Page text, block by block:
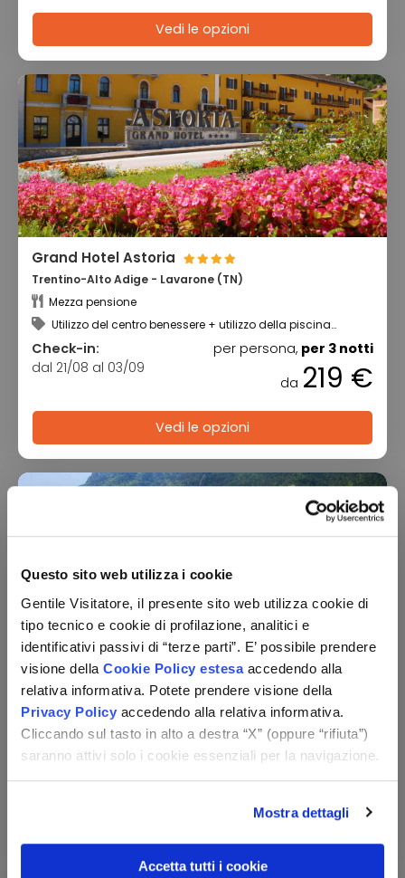
Questo sito web utilizza i cookie
Gentile Visitatore, il presente sito web utilizza cookie di
tipo tecnico e cookie di profilazione, analitici e
identificativi passivi di “terze parti”. E’ possibile prendere
visione della Cookie Policy estesaaccedendo alla
relativa informativa. Potete prendere visione della
Privacy Policy accedendo alla relativa informativa.
Cliccando sul tasto in alto a destra “X” (oppure “rifiuta”)
saranno attivi solo i cookie essenziali per la navigazione.
Mostra dettagli
Accetta tutti i cookie
Vedi le opzioni
Grand Hotel Astoria
Trentino-Alto Adige - Lavarone (TN)
Mezza pensione
Utilizzo del centro benessere + utilizzo della piscina
Check-in:
dal 21/08 al 03/09
per persona, per 3 notti
da 219 €
Vedi le opzioni
Grand Hotel Riva
Trentino-Alto Adige - Riva del Garda (TN)
Mezza pensione
1 ingresso al centro benessere
Check-in:
dal 30/08 al 28/10
per persona,
per 3 notti
da239 €